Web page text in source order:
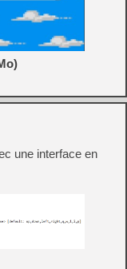
une interface en